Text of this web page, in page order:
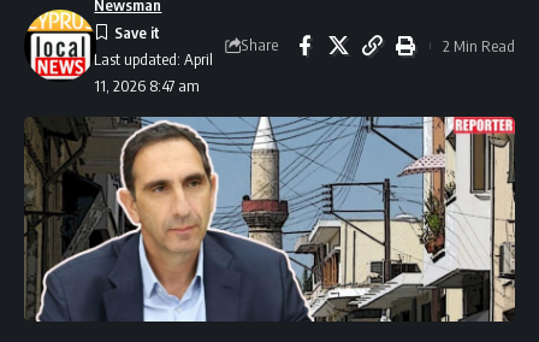
Last updated: April
11, 2026 8:47 am
Newsman
Share 2 Min Read